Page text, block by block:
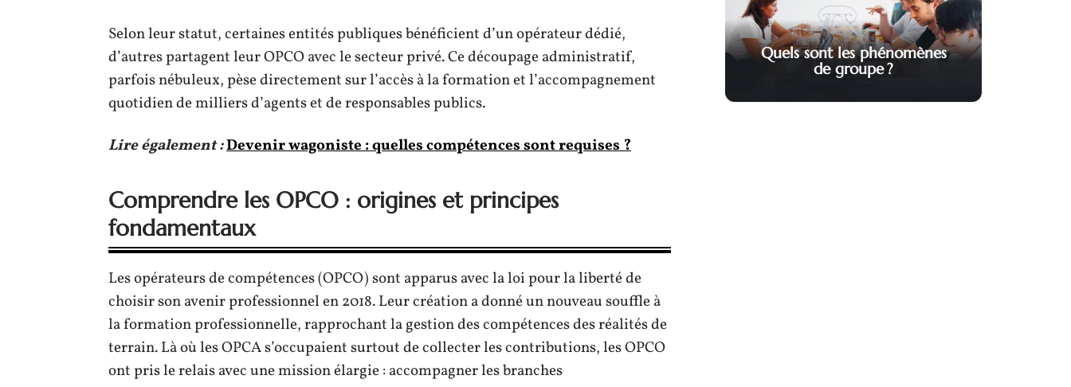
Selon leur statut, certaines entités publiques bénéficient d’un opérateur dédié,
d’autres partagent leur OPCO avec le secteur privé. Ce découpage administratif,
parfois nébuleux, pèse directement sur l’accès à la formation et l’accompagnement
quotidien de milliers d’agents et de responsables publics.
Lire également :Devenir wagoniste : quelles compétences sont requises ?
Comprendre les OPCO : origines et principes
fondamentaux
Les opérateurs de compétences (OPCO) sont apparus avec la loi pour la liberté de
choisir son avenir professionnel en 2018. Leur création a donné un nouveau souffle à
la formation professionnelle, rapprochant la gestion des compétences des réalités de
terrain. Là où les OPCA s’occupaient surtout de collecter les contributions, les OPCO
ont pris le relais avec une mission élargie : accompagner les branches
Quels sont les phénomènes
de groupe ?